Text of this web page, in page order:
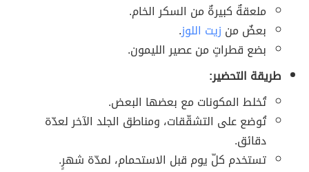
ملعقةٌ كبيرةٌ من السكر الخام.
بعضٌ من زيت اللوز.
بضع قطراتٍ من عصير الليمون.
طريقة التحضير:
تُخلط المكونات مع بعضها البعض.
تُوضع على التشقّقات، ومناطق الجلد الآخر لعدّة
دقائق.
تستخدم كلّ يوم قبل الاستحمام، لمدّة شهرٍ.